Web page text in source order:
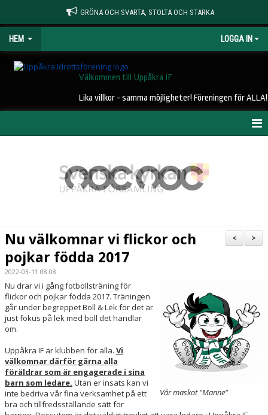
GRÖNA OCH SVARTA, STOLTA OCH STARKA
HEM LOGGA IN
Välkommen till Uppåkra IF
Lika villkor - samma möjligheter! Föreningen för ALLA!
STYRELSE
LEDARE
KALENDER
MATCHER
DOKUMENT
KLUBBSHOP
ARR-/ EVENEMANG
>
<
Nu välkomnar vi flickor och
pojkar födda 2017
2022-03-11 08:08
Vår maskot "Manne"
Nu drar vi i gång fotbollsträning för
flickor och pojkar födda 2017. Träningen
går under begreppet Boll & Lek för det är
just fokus på lek med boll det handlar
om.
Uppåkra IF är klubben för alla. Vi
välkomnar därför gärna alla
föräldrar som är engagerade i sina
barn som ledare. Utan er insats kan vi
inte bedriva vår fina verksamhet på ett
bra och tillfredsställande sätt för